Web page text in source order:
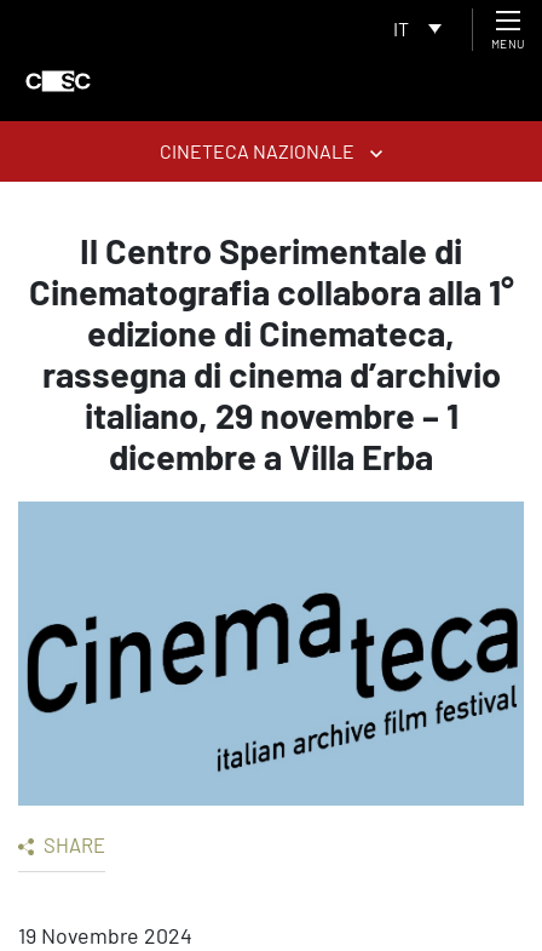
IT
MENU
CINETECA NAZIONALE
Il Centro Sperimentale di
Cinematografia collabora alla 1°
edizione di Cinemateca,
rassegna di cinema d’archivio
italiano, 29 novembre – 1
dicembre a Villa Erba
SHARE
19 Novembre 2024